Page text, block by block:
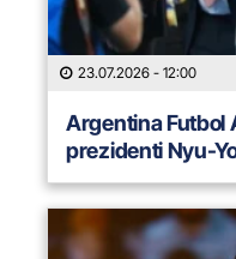
23.07.2026 - 12:00
Argentina Futbol
prezidenti Nyu-